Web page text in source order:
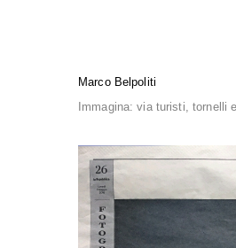
Marco Belpoliti
Immagina: via turisti, tornelli